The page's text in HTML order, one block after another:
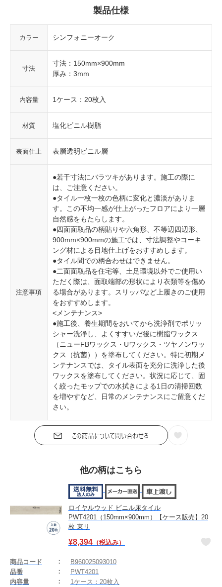
製品仕様
カラー シンフォニーオーク
寸法
寸法：150mm×900mm
厚み：3mm
内容量 1ケース：20枚入
材質 塩化ビニル樹脂
表面仕上 表層透明ビニル層
注意事項
●若干寸法にバラツキがあります。施工の際に
は、ご注意ください。
●タイル一枚一枚の色柄に変化と濃淡がありま
す。この不均一感が仕上がったフロアにより一層
自然感をもたらします。
●四面面取品の柄貼りや六角形、不等辺四辺形、
900mm×900mmの施工では、寸法調整やコーキ
ング材による目地仕上げをおすすめします。
●タイル間での柄合わせはできません。
●二面面取品を住宅等、土足環境以外でご使用い
ただく際は、面取端部の形状により衣類等を傷め
る場合があります。スリッパなど上履きのご使用
をおすすめします。
<メンテナンス>
●施工後、養生期間をおいてから洗浄剤でポリッ
シャー洗浄し、よくすすいだ後に樹脂ワックス
（ニューFBワックス・Uワックス・ツヤノンワッ
クス（抗菌））を塗布してください。特に初期メ
ンテナンスでは、タイル表面を充分に洗浄した後
ワックスを塗布してください。状況に応じて、固
く絞ったモップでの水拭きによる1日の清掃回数
を増やすなど、日常のメンテナンスにご留意くだ
さい。
他の柄はこちら
ロイヤルウッド ビニル床タイル
PWT4201（150mm×900mm）【ケース販売】20
枚 東リ
¥8,394 （税込み）
商品コード
B960025093010
品番
PWT4201
内容量
1ケース：20枚入